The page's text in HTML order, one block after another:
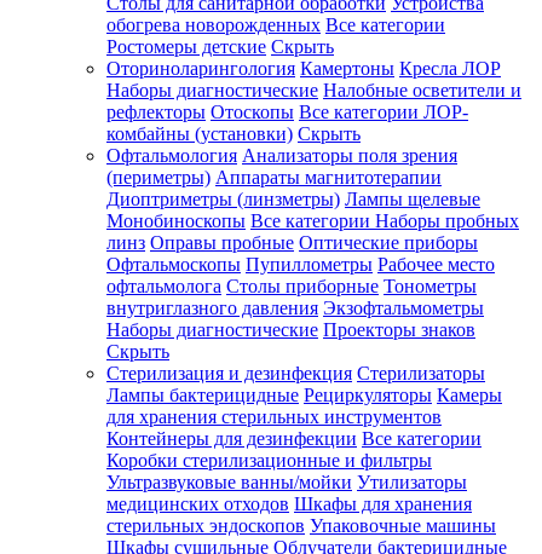
обогрева новорожденных Все категории
Ростомеры детские Скрыть
Оториноларингология Камертоны Кресла ЛОР
Наборы диагностические Налобные осветители и
рефлекторы Отоскопы Все категории ЛОР-
комбайны (установки) Скрыть
Офтальмология Анализаторы поля зрения
(периметры) Аппараты магнитотерапии
Диоптриметры (линзметры) Лампы щелевые
Монобиноскопы Все категории Наборы пробных
линз Оправы пробные Оптические приборы
Офтальмоскопы Пупиллометры Рабочее место
офтальмолога Столы приборные Тонометры
внутриглазного давления Экзофтальмометры
Наборы диагностические Проекторы знаков
Скрыть
Стерилизация и дезинфекция Стерилизаторы
Лампы бактерицидные Рециркуляторы Камеры
для хранения стерильных инструментов
Контейнеры для дезинфекции Все категории
Коробки стерилизационные и фильтры
Ультразвуковые ванны/мойки Утилизаторы
медицинских отходов Шкафы для хранения
стерильных эндоскопов Упаковочные машины
Шкафы сушильные Облучатели бактерицидные